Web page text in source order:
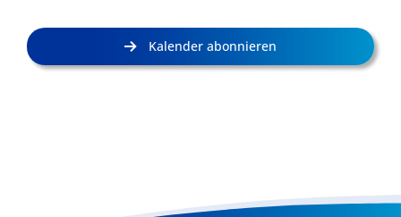
Kalender abonnieren